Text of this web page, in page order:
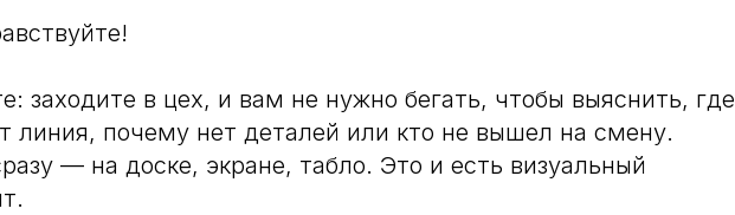
заходите в цех, и вам не нужно бегать, чтобы выяснить, где
линия, почему нет деталей или кто не вышел на смену.
— на доске, экране, табло. Это и есть визуальный